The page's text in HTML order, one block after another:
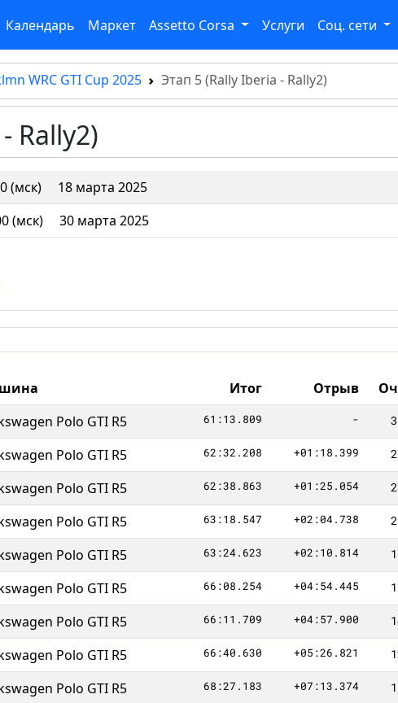
Календарь Маркет Assetto Corsa Услуги Соц. сети
WRC GTI Cup 2025 Этап 5 (Rally Iberia - Rally2)
Rally2)
(мск)
18 марта 2025
(мск) 30 марта 2025
Итог Отрыв
Polo GTI R5 61:13.809 -
Polo GTI R5 62:32.208 +01:18.399
Polo GTI R5 62:38.863 +01:25.054
Polo GTI R5 63:18.547 +02:04.738
Polo GTI R5 63:24.623 +02:10.814
Polo GTI R5 66:08.254 +04:54.445
Polo GTI R5 66:11.709 +04:57.900
Polo GTI R5 66:40.630 +05:26.821
Polo GTI R5 68:27.183 +07:13.374